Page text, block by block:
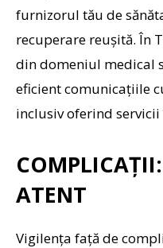
furnizorul tău de
recuperare reușită. În
din domeniul medical
eficient comunicațiile
inclusiv oferind
ATENT
Vigilența față de